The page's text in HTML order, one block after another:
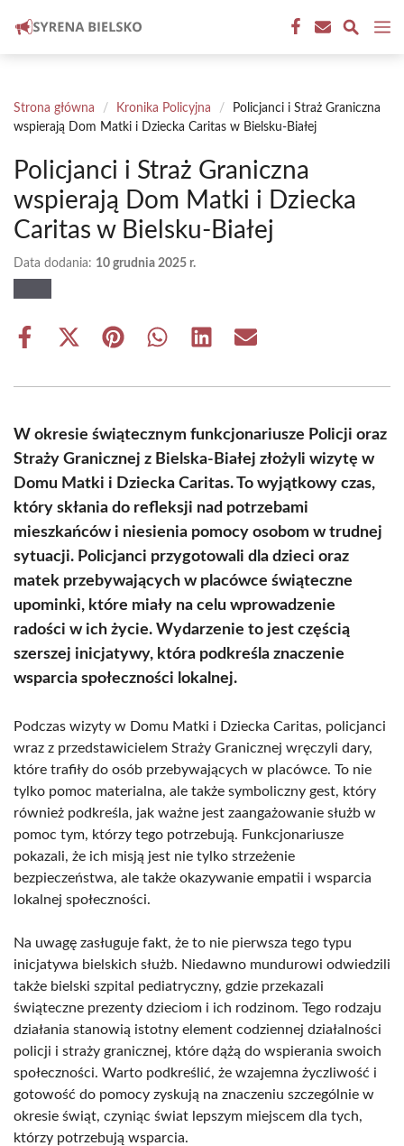
treści
Strona główna / Kronika Policyjna /
Policjanci i Straż Graniczna
wspierają Dom Matki i Dziecka Caritas w Bielsku-Białej
Policjanci i Straż Graniczna
wspierają Dom Matki i Dziecka
Caritas w Bielsku-Białej
Data dodania: 10 grudnia 2025 r.
Share
Share
(Twitter)
Share Share Share Share
W okresie świątecznym funkcjonariusze Policji oraz
Straży Granicznej z Bielska-Białej złożyli wizytę w
Domu Matki i Dziecka Caritas. To wyjątkowy czas,
który skłania do refleksji nad potrzebami
mieszkańców i niesienia pomocy osobom w trudnej
sytuacji. Policjanci przygotowali dla dzieci oraz
matek przebywających w placówce świąteczne
upominki, które miały na celu wprowadzenie
radości w ich życie. Wydarzenie to jest częścią
szerszej inicjatywy, która podkreśla znaczenie
wsparcia społeczności lokalnej.
Podczas wizyty w Domu Matki i Dziecka Caritas, policjanci
wraz z przedstawicielem Straży Granicznej wręczyli dary,
które trafiły do osób przebywających w placówce. To nie
tylko pomoc materialna, ale także symboliczny gest, który
również podkreśla, jak ważne jest zaangażowanie służb w
pomoc tym, którzy tego potrzebują. Funkcjonariusze
pokazali, że ich misją jest nie tylko strzeżenie
bezpieczeństwa, ale także okazywanie empatii i wsparcia
lokalnej społeczności.
Na uwagę zasługuje fakt, że to nie pierwsza tego typu
inicjatywa bielskich służb. Niedawno mundurowi odwiedzili
także bielski szpital pediatryczny, gdzie przekazali
świąteczne prezenty dzieciom i ich rodzinom. Tego rodzaju
działania stanowią istotny element codziennej działalności
policji i straży granicznej, które dążą do wspierania swoich
społeczności. Warto podkreślić, że wzajemna życzliwość i
gotowość do pomocy zyskują na znaczeniu szczególnie w
okresie świąt, czyniąc świat lepszym miejscem dla tych,
którzy potrzebują wsparcia.